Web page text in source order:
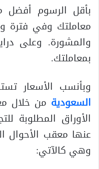
بأقل الرسوم أفضل
معاملتك وفي فترة
والمشورة. وعلى
بمعاملتك.
وبأنسب الأسعار
السعودية من خلال
الأوراق المطلوبة
عنها معقب الأحوال
وهي كالآتي: